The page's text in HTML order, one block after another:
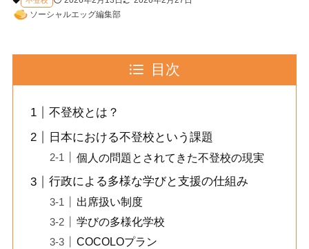
ソーシャルエッグ編集部
目次
不登校とは？
日本における不登校という課題
個人の問題とされてきた不登校の現実
行政による多様な学びと支援の仕組み
出席扱い制度
学びの多様化学校
COCOLOプラン